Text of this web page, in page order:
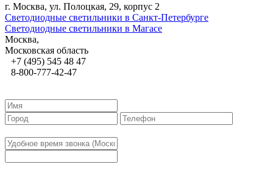
г. Москва, ул. Полоцкая, 29, корпус 2
Светодиодные светильники в Санкт-Петербурге
Светодиодные светильники в Магасе
Москва,
Московская область
+7 (495) 545 48 47
8-800-777-42-47